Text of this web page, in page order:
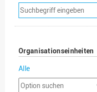
Suchfilter
entfernen
Organisationseinheiten
Alle
Option